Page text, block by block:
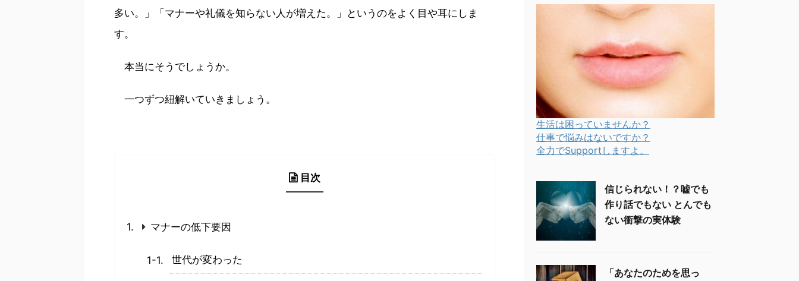
多い。」「マナーや礼儀を知らない人が増えた。」というのをよく目や耳にしま
す。
本当にそうでしょうか。
一つずつ紐解いていきましょう。
目次
マナーの低下要因
世代が変わった
生活は困っていませんか？
仕事で悩みはないですか？
全力でSupportしますよ。
信じられない！？嘘でも
作り話でもない とんでも
ない衝撃の実体験
「あなたのためを思っ